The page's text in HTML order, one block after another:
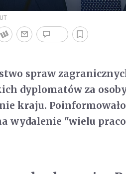
spraw
dyplomatów za
kraju.
wydalenie "wielu